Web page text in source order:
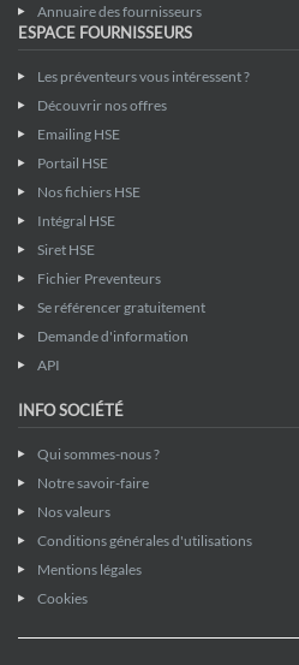
Annuaire des fournisseurs
ESPACE FOURNISSEURS
Les préventeurs vous intéressent ?
Découvrir nos offres
Emailing HSE
Portail HSE
Nos fichiers HSE
Intégral HSE
Siret HSE
Fichier Preventeurs
Se référencer gratuitement
Demande d'information
API
INFO SOCIÉTÉ
Qui sommes-nous ?
Notre savoir-faire
Nos valeurs
Conditions générales d'utilisations
Mentions légales
Cookies